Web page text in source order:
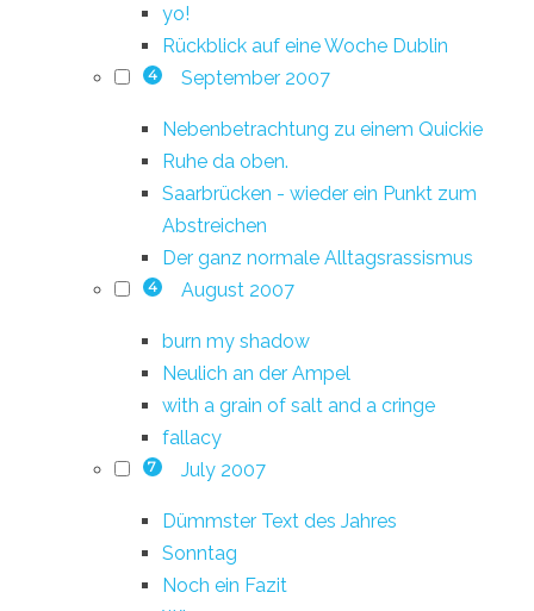
yo!
Rückblick auf eine Woche Dublin
4 September 2007
Nebenbetrachtung zu einem Quickie
Ruhe da oben.
Saarbrücken - wieder ein Punkt zum
Abstreichen
Der ganz normale Alltagsrassismus
4 August 2007
burn my shadow
Neulich an der Ampel
with a grain of salt and a cringe
fallacy
7 July 2007
Dümmster Text des Jahres
Sonntag
Noch ein Fazit